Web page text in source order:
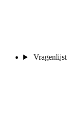
Vragenlijst